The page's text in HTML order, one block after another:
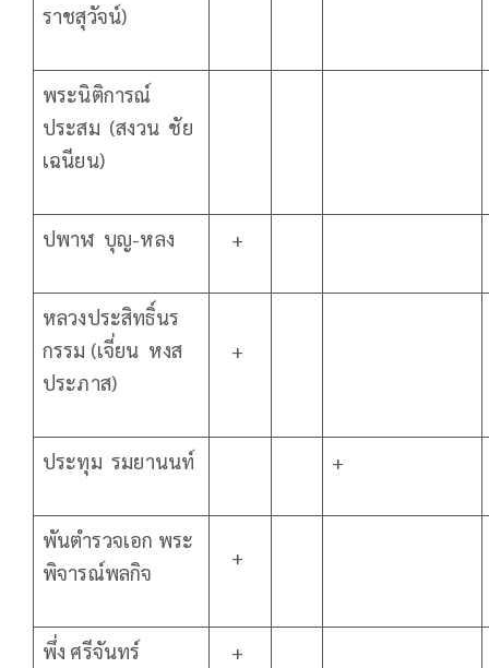
ราชสุวัจน์)
พระนิติการณ์
ประสม (สงวน ชัย
เฉนียน)
ปพาฬ บุญ-หลง +
หลวงประสิทธิ์นร
กรรม (เจี่ยน หงส
ประภาส)
+
ประทุม รมยานนท์ +
พันตำรวจเอก พระ
พิจารณ์พลกิจ
+
พึ่ง ศรีจันทร์ +